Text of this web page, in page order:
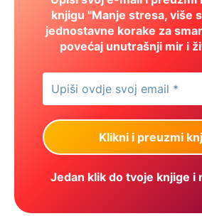
knjigu "Manje stresa, više
jednostavne korake za
povećaj unutrašnji mir i
Jedan klik do tvoje knjige i